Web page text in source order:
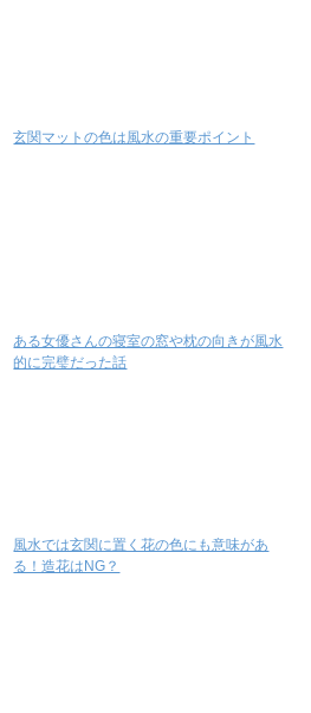
玄関マットの色は風水の重要ポイント
ある女優さんの寝室の窓や枕の向きが風水
的に完璧だった話
風水では玄関に置く花の色にも意味があ
る！造花はNG？